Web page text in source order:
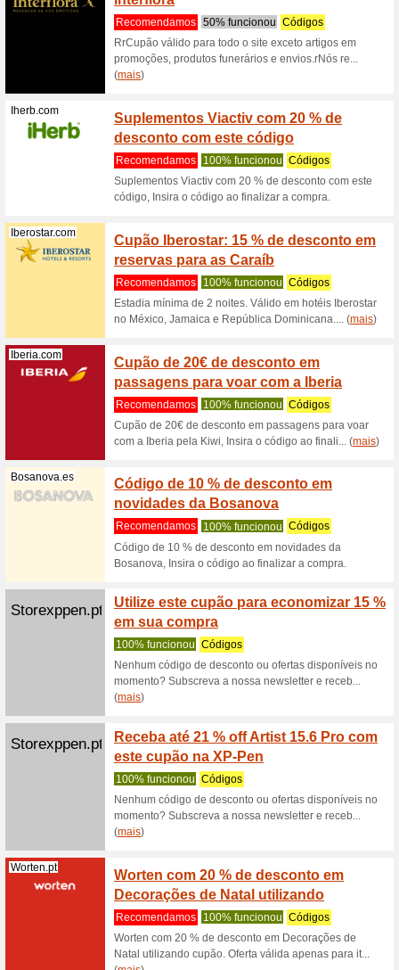
Auto
Código
código
Aeg.com.pt 20 %
100%
20%
Moulinex.pt -15 %
Aplicam-
Zooplus.pt
RrOferta